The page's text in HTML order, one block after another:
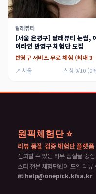
달래뷰티
[서울 은평구] 달래뷰티 눈썹,
이라인 반영구 체험단 모집
반영구 서비
📍 서울 신청 0/10
원픽체험단 ⭐
리뷰 품질 검증 체험단 플랫폼
신뢰할 수 있는 리뷰 품질을 중
스타 전문 체험단원이 모인 리뷰
📧 help@onepick.kfsa.kr